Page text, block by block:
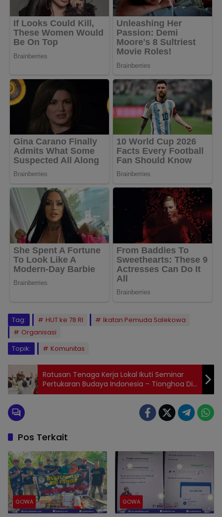
Tag: HUT ke 78 RI
Ikatan Pemuda Salekowa
Organisasi
Topik:
Komunitas
Ratusan Tenaga Kerja Lokal Ikuti Seminar
Pertukaran Budaya Indonesia – Tionghoa Di
PT. GNI
Pos Terkait
GOWA GOWA